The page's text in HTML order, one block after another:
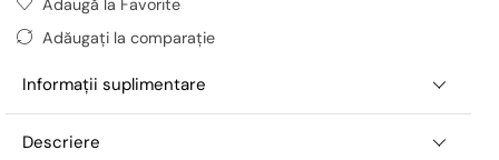
Adaugă la Favorite
Adăugați la comparație
Informații suplimentare
Descriere